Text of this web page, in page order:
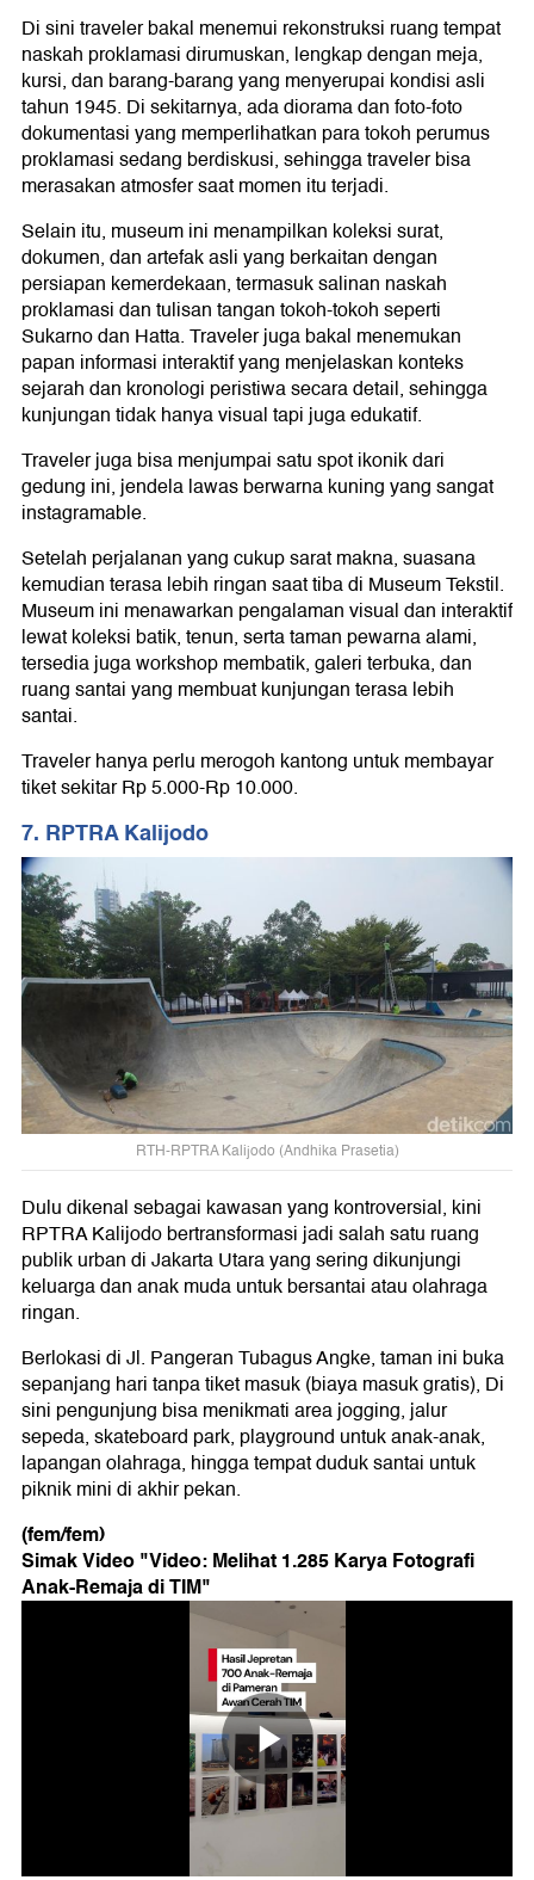
Di sini traveler bakal menemui rekonstruksi ruang tempat
naskah proklamasi dirumuskan, lengkap dengan meja,
kursi, dan barang-barang yang menyerupai kondisi asli
tahun 1945. Di sekitarnya, ada diorama dan foto-foto
dokumentasi yang memperlihatkan para tokoh perumus
proklamasi sedang berdiskusi, sehingga traveler bisa
merasakan atmosfer saat momen itu terjadi.
Selain itu, museum ini menampilkan koleksi surat,
dokumen, dan artefak asli yang berkaitan dengan
persiapan kemerdekaan, termasuk salinan naskah
proklamasi dan tulisan tangan tokoh-tokoh seperti
Sukarno dan Hatta. Traveler juga bakal menemukan
papan informasi interaktif yang menjelaskan konteks
sejarah dan kronologi peristiwa secara detail, sehingga
kunjungan tidak hanya visual tapi juga edukatif.
Traveler juga bisa menjumpai satu spot ikonik dari
gedung ini, jendela lawas berwarna kuning yang sangat
instagramable.
Setelah perjalanan yang cukup sarat makna, suasana
kemudian terasa lebih ringan saat tiba di Museum Tekstil.
Museum ini menawarkan pengalaman visual dan interaktif
lewat koleksi batik, tenun, serta taman pewarna alami,
tersedia juga workshop membatik, galeri terbuka, dan
ruang santai yang membuat kunjungan terasa lebih
santai.
Traveler hanya perlu merogoh kantong untuk membayar
tiket sekitar Rp 5.000-Rp 10.000.
7. RPTRA Kalijodo
RTH-RPTRA Kalijodo (Andhika Prasetia)
Dulu dikenal sebagai kawasan yang kontroversial, kini
RPTRA Kalijodo bertransformasi jadi salah satu ruang
publik urban di Jakarta Utara yang sering dikunjungi
keluarga dan anak muda untuk bersantai atau olahraga
ringan.
Berlokasi di Jl. Pangeran Tubagus Angke, taman ini buka
sepanjang hari tanpa tiket masuk (biaya masuk gratis), Di
sini pengunjung bisa menikmati area jogging, jalur
sepeda, skateboard park, playground untuk anak-anak,
lapangan olahraga, hingga tempat duduk santai untuk
piknik mini di akhir pekan.
(fem/fem)
Simak Video "Video: Melihat 1.285 Karya Fotografi
Anak-Remaja di TIM"